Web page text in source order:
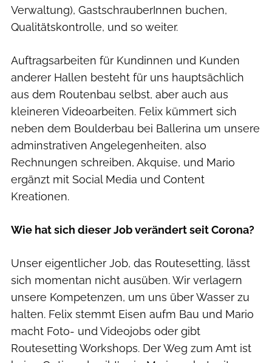
Verwaltung), GastschrauberInnen buchen,
Qualitätskontrolle, und so weiter.
Auftragsarbeiten für Kundinnen und Kunden
anderer Hallen besteht für uns hauptsächlich
aus dem Routenbau selbst, aber auch aus
kleineren Videoarbeiten. Felix kümmert sich
neben dem Boulderbau bei Ballerina um unsere
adminstrativen Angelegenheiten, also
Rechnungen schreiben, Akquise, und Mario
ergänzt mit Social Media und Content
Kreationen.
Wie hat sich dieser Job verändert seit Corona?
Unser eigentlicher Job, das Routesetting, lässt
sich momentan nicht ausüben. Wir verlagern
unsere Kompetenzen, um uns über Wasser zu
halten. Felix stemmt Eisen aufm Bau und Mario
macht Foto- und Videojobs oder gibt
Routesetting Workshops. Der Weg zum Amt ist